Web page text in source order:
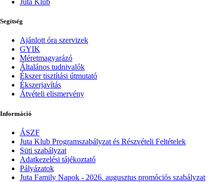
Juta Klub
Segítség
Ajánlott óra szervizek
GYIK
Méretmagyarázó
Általános tudnivalók
Ékszer tisztítási útmutató
Ékszerjavítás
Átvételi elismervény
Információ
ÁSZF
Juta Klub Programszabályzat és Részvételi Feltételek
Süti szabályzat
Adatkezelési tájékoztató
Pályázatok
Juta Family Napok - 2026. augusztus promóciós szabályzat